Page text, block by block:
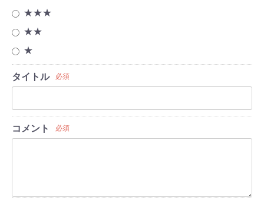
★★★
★★
★
タイトル 必須
コメント 必須